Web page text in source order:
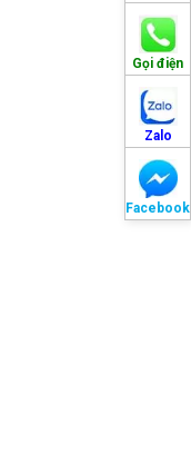
Gọi điện
Zalo
Facebook